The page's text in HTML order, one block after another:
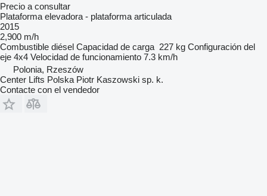
Precio a consultar
Plataforma elevadora - plataforma articulada
2015
2,900 m/h
Combustible diésel Capacidad de carga 227 kg Configuración del
eje 4x4 Velocidad de funcionamiento 7.3 km/h
Polonia, Rzeszów
Center Lifts Polska Piotr Kaszowski sp. k.
Contacte con el vendedor